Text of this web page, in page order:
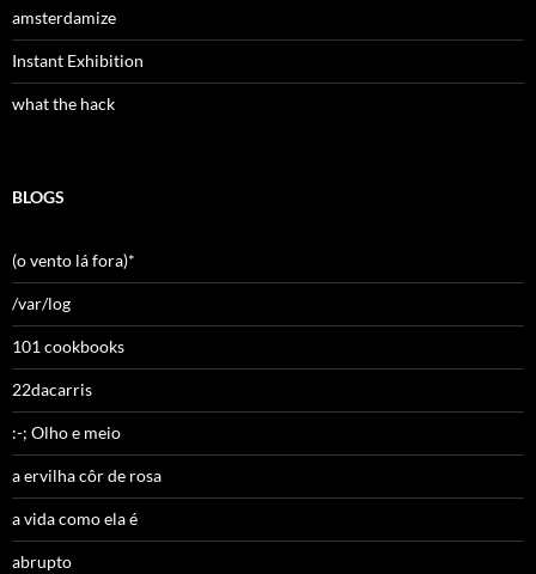
amsterdamize
Instant Exhibition
what the hack
BLOGS
(o vento lá fora)*
/var/log
101 cookbooks
22dacarris
:-; Olho e meio
a ervilha côr de rosa
a vida como ela é
abrupto